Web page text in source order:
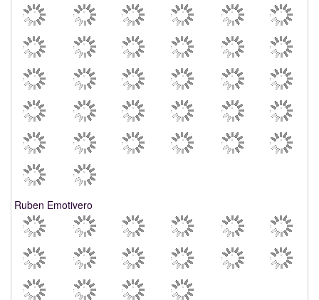
Ruben Emotivero